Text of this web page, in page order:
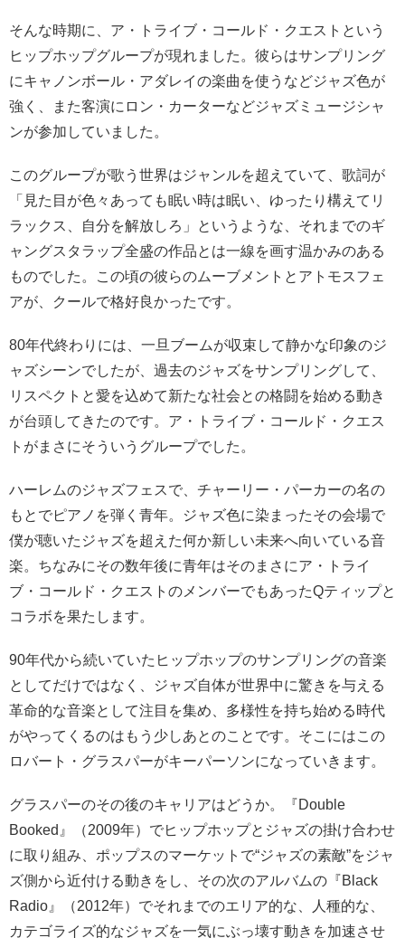
そんな時期に、ア・トライブ・コールド・クエストという
ヒップホップグループが現れました。彼らはサンプリング
にキャノンボール・アダレイの楽曲を使うなどジャズ色が
強く、また客演にロン・カーターなどジャズミュージシャ
ンが参加していました。
このグループが歌う世界はジャンルを超えていて、歌詞が
「見た目が色々あっても眠い時は眠い、ゆったり構えてリ
ラックス、自分を解放しろ」というような、それまでのギ
ャングスタラップ全盛の作品とは一線を画す温かみのある
ものでした。この頃の彼らのムーブメントとアトモスフェ
アが、クールで格好良かったです。
80年代終わりには、一旦ブームが収束して静かな印象のジ
ャズシーンでしたが、過去のジャズをサンプリングして、
リスペクトと愛を込めて新たな社会との格闘を始める動き
が台頭してきたのです。ア・トライブ・コールド・クエス
トがまさにそういうグループでした。
ハーレムのジャズフェスで、チャーリー・パーカーの名の
もとでピアノを弾く青年。ジャズ色に染まったその会場で
僕が聴いたジャズを超えた何か新しい未来へ向いている音
楽。ちなみにその数年後に青年はそのまさにア・トライ
ブ・コールド・クエストのメンバーでもあったQティップと
コラボを果たします。
90年代から続いていたヒップホップのサンプリングの音楽
としてだけではなく、ジャズ自体が世界中に驚きを与える
革命的な音楽として注目を集め、多様性を持ち始める時代
がやってくるのはもう少しあとのことです。そこにはこの
ロバート・グラスパーがキーパーソンになっていきます。
グラスパーのその後のキャリアはどうか。『Double
Booked』（2009年）でヒップホップとジャズの掛け合わせ
に取り組み、ポップスのマーケットで“ジャズの素敵”をジャ
ズ側から近付ける動きをし、その次のアルバムの『Black
Radio』（2012年）でそれまでのエリア的な、人種的な、
カテゴライズ的なジャズを一気にぶっ壊す動きを加速させ